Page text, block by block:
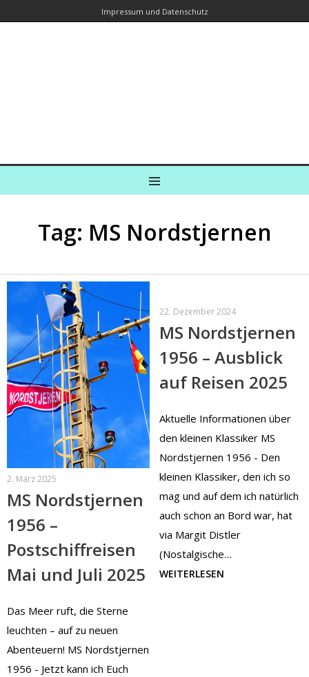
Impressum und Datenschutz
MENU
Tag: MS Nordstjernen
2. März 2025
MS Nordstjernen
1956 –
Postschiffreisen
Mai und Juli 2025
Das Meer ruft, die Sterne
leuchten – auf zu neuen
Abenteuern! MS Nordstjernen
1956 - Jetzt kann ich Euch
22. Dezember 2024
MS Nordstjernen
1956 – Ausblick
auf Reisen 2025
Aktuelle Informationen über
den kleinen Klassiker MS
Nordstjernen 1956 - Den
kleinen Klassiker, den ich so
mag und auf dem ich natürlich
auch schon an Bord war, hat
via Margit Distler
(Nostalgische…
WEITERLESEN